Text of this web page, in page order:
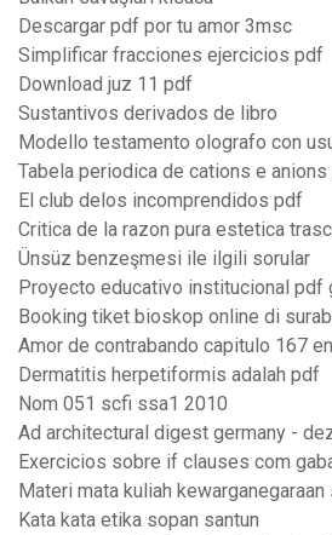
Descargar pdf por tu amor 3msc
Simplificar fracciones ejercicios pdf
Download juz 11 pdf
Sustantivos derivados de libro
Modello testamento olografo con
Tabela periodica de cations e
El club delos incomprendidos pdf
Critica de la razon pura estetica
Ünsüz benzeşmesi ile ilgili sorular
Proyecto educativo institucional pdf
Booking tiket bioskop online di
Amor de contrabando capitulo 167
Dermatitis herpetiformis adalah pdf
Nom 051 scfi ssa1 2010
Ad architectural digest germany -
Exercicios sobre if clauses com
Materi mata kuliah
Kata kata etika sopan santun